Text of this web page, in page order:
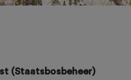
(Staatsbosbeheer)